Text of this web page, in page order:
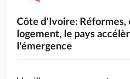
Côte d'Ivoire: Réformes,
logement, le pays
l'émergence